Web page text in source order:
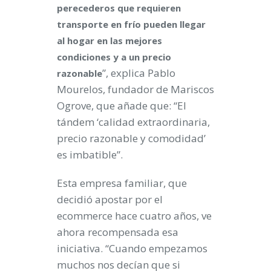
perecederos que requieren
transporte en frío pueden llegar
al hogar en las mejores
condiciones y a un precio
razonable”, explica Pablo
Mourelos, fundador de Mariscos
Ogrove, que añade que: “El
tándem ‘calidad extraordinaria,
precio razonable y comodidad’
es imbatible”.
Esta empresa familiar, que
decidió apostar por el
ecommerce hace cuatro años, ve
ahora recompensada esa
iniciativa. “Cuando empezamos
muchos nos decían que si